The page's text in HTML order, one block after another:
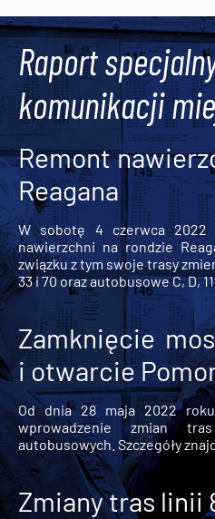
Raport
komunikacji
Remont
Reagana
W sobotę 4 czerwca 2022
nawierzchni na rondzie
związku z tym swoje trasy
33 i 70 oraz autobusowe C, D,
Zamknięcie
i otwarcie
Od dnia 28 maja 2022
wprowadzenie zmian
autobusowych. Szczegóły
Zmiany tras linii